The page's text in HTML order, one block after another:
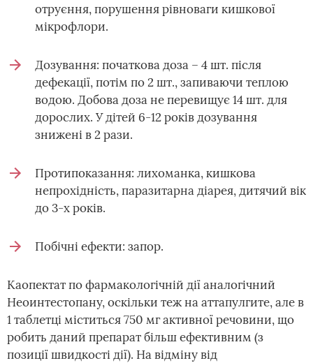
отруєння, порушення рівноваги кишкової
мікрофлори.
Дозування: початкова доза – 4 шт. після
дефекації, потім по 2 шт., запиваючи теплою
водою. Добова доза не перевищує 14 шт. для
дорослих. У дітей 6-12 років дозування
знижені в 2 рази.
Протипоказання: лихоманка, кишкова
непрохідність, паразитарна діарея, дитячий вік
до 3-х років.
Побічні ефекти: запор.
Каопектат по фармакологічній дії аналогічний
Неоинтестопану, оскільки теж на аттапулгите, але в
1 таблетці міститься 750 мг активної речовини, що
робить даний препарат більш ефективним (з
позиції швидкості дії). На відміну від